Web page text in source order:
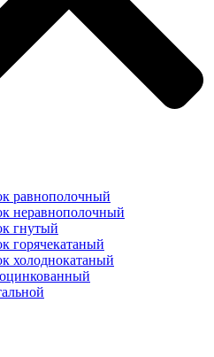
равнополочный
неравнополочный
гнутый
горячекатаный
холоднокатаный